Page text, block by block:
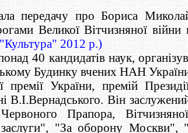
передачу про Бориса
Великої Вітчизняної
2012 р.)
40 кандидатів наук,
Будинку вчених НАН
України, премій
Він
Прапора,
"За оборону Москви",